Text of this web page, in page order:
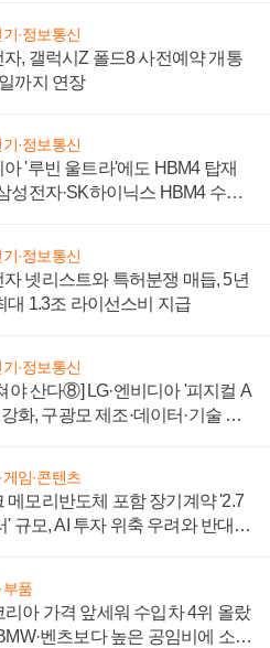
·정보통신
자, 갤럭시Z 폴드8 사전예약 개통
까지 연장
·정보통신
'루빈 울트라'에도 HBM4 탑재
성전자·SK하이닉스 HBM4 수율
·정보통신
넷리스트와 특허분쟁 매듭, 5년
대 1.3조 라이선스비 지급
·정보통신
야 산다⑧] LG·엔비디아 '피지컬 A
강화, 구광모 제조·데이터·기술 결
게임·콘텐츠
메모리반도체 포함 장기계약 '2.7
' 규모, AI 투자 위축 우려와 반대
부품
리아 가격 앞세워 수입차 4위 올랐
벤츠보다 높은 공임비에 소비